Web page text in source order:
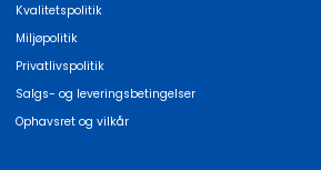
Kvalitetspolitik
Miljøpolitik
Privatlivspolitik
Salgs- og leveringsbetingelser
Ophavsret og vilkår